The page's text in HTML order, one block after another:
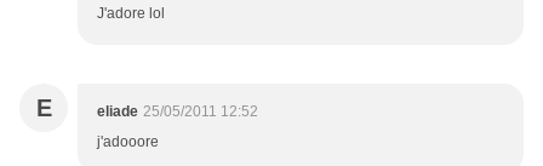
J'adore lol
E eliade 25/05/2011 12:52
j'adooore